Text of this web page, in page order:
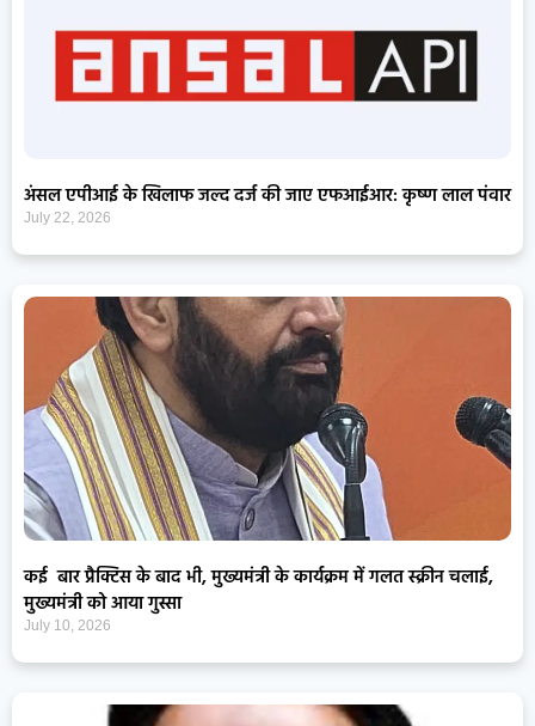
अंसल एपीआई के खिलाफ जल्द दर्ज की जाए एफआईआर: कृष्ण लाल पंवार
July 22, 2026
कई बार प्रैक्टिस के बाद भी, मुख्यमंत्री के कार्यक्रम में गलत स्क्रीन चलाई,
मुख्यमंत्री को आया गुस्सा
July 10, 2026